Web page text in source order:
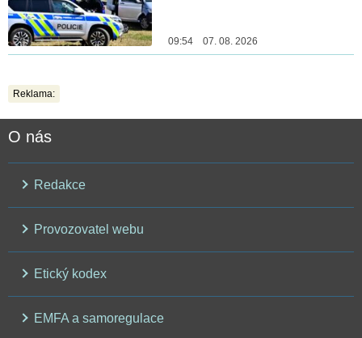
09:54 07. 08. 2026
Reklama:
O nás
Redakce
Provozovatel webu
Etický kodex
EMFA a samoregulace